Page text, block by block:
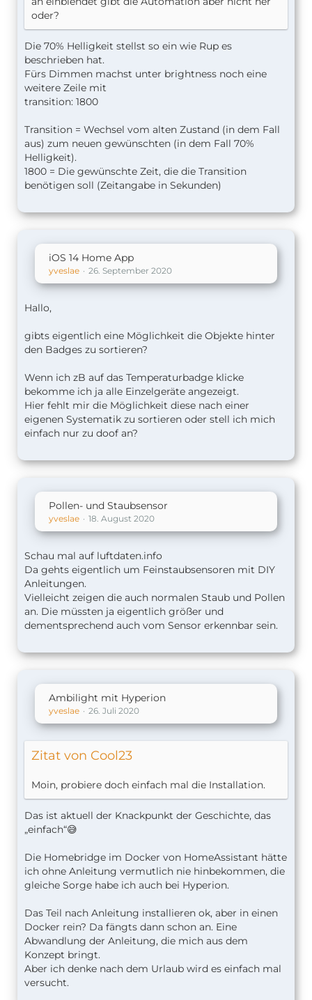
oder?
Die 70% Helligkeit stellst so ein wie Rup es
beschrieben hat.
Fürs Dimmen machst unter brightness noch eine
weitere Zeile mit
transition: 1800
Transition = Wechsel vom alten Zustand (in dem Fall
aus) zum neuen gewünschten (in dem Fall 70%
Helligkeit).
1800 = Die gewünschte Zeit, die die Transition
benötigen soll (Zeitangabe in Sekunden)
iOS 14 Home App
yveslae 26. September 2020
Hallo,
gibts eigentlich eine Möglichkeit die Objekte hinter
den Badges zu sortieren?
Wenn ich zB auf das Temperaturbadge klicke
bekomme ich ja alle Einzelgeräte angezeigt.
Hier fehlt mir die Möglichkeit diese nach einer
eigenen Systematik zu sortieren oder stell ich mich
einfach nur zu doof an?
Pollen- und Staubsensor
yveslae 18. August 2020
Schau mal auf luftdaten.info
Da gehts eigentlich um Feinstaubsensoren mit DIY
Anleitungen.
Vielleicht zeigen die auch normalen Staub und Pollen
an. Die müssten ja eigentlich größer und
dementsprechend auch vom Sensor erkennbar sein.
Ambilight mit Hyperion
yveslae 26. Juli 2020
Zitat von Cool23
Moin, probiere doch einfach mal die Installation.
Das ist aktuell der Knackpunkt der Geschichte, das
„einfach“😅
Die Homebridge im Docker von HomeAssistant hätte
ich ohne Anleitung vermutlich nie hinbekommen, die
gleiche Sorge habe ich auch bei Hyperion.
Das Teil nach Anleitung installieren ok, aber in einen
Docker rein? Da fängts dann schon an. Eine
Abwandlung der Anleitung, die mich aus dem
Konzept bringt.
Aber ich denke nach dem Urlaub wird es einfach mal
versucht.